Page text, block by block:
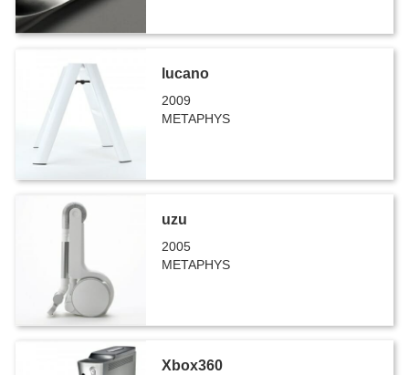
lucano
2009
METAPHYS
uzu
2005
METAPHYS
Xbox360